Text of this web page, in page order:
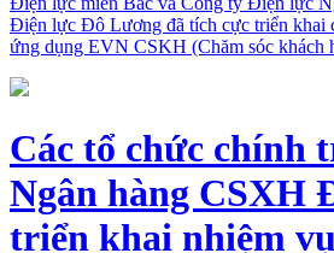
Điện lực Đô Lương đã tích cực triển khai
ứng dụng EVN CSKH (Chăm sóc khách
Các tổ chức chính
Ngân hàng CSXH
triển khai nhiệm